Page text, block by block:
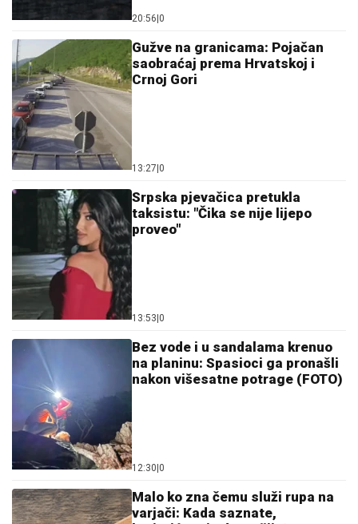
20:56 0
Gužve na granicama: Pojačan
saobraćaj prema Hrvatskoj i
Crnoj Gori
13:27 0
Srpska pjevačica pretukla
taksistu: "Čika se nije lijepo
proveo"
13:53 0
Bez vode i u sandalama krenuo
na planinu: Spasioci ga pronašli
nakon višesatne potrage (FOTO)
12:30 0
Malo ko zna čemu služi rupa na
varjači: Kada saznate,